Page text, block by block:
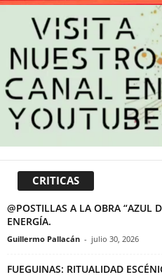
CRITICAS
@POSTILLAS A LA OBRA “AZUL
ENERGÍA.
Guillermo Pallacán - julio 30, 2026
FUEGUINAS: RITUALIDAD